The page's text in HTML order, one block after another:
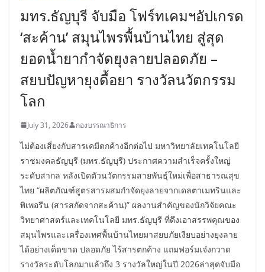
มทร.ธัญบุรี จับมือ โฟร์ทเคมฯอัปเกรด
‘สะค้าน’ สมุนไพรพื้นบ้านไทย สู่สุด
ยอดน้ำยากำจัดยุงลายปลอดภัย –
สยบปัญหายุงดื้อยา รางวัลนวัตกรรม
โลก
July 31, 2026 กองบรรณาธิการ
ไม่ต้องเสี่ยงกับสารเคมีตกค้างอีกต่อไป มหาวิทยาลัยเทคโนโลยี
ราชมงคลธัญบุรี (มทร.ธัญบุรี) ประกาศความสำเร็จครั้งใหญ่
ระดับสากล หลังเปิดตัวนวัตกรรมสายพันธุ์ใหม่เพื่อสาธารณสุข
ไทย “ผลิตภัณฑ์สูตรสารผสมกำจัดยุงลายจากเดลตาเมทรินและ
พิเพอรีน (สารสกัดจากสะค้าน)” ผลงานสำคัญของนักวิจัยคณะ
วิทยาศาสตร์และเทคโนโลยี มทร.ธัญบุรี ที่ดึงเอาสรรพคุณของ
สมุนไพรและเครื่องเทศพื้นบ้านไทยมาสยบภัยเงียบอย่างยุงลาย
ได้อย่างเด็ดขาด ปลอดภัย ไร้สารตกค้าง แถมฟอร์มเจ๋งกวาด
รางวัลระดับโลกมาแล้วถึง 3 รางวัลใหญ่ในปี 2026ล่าสุดจับมือ